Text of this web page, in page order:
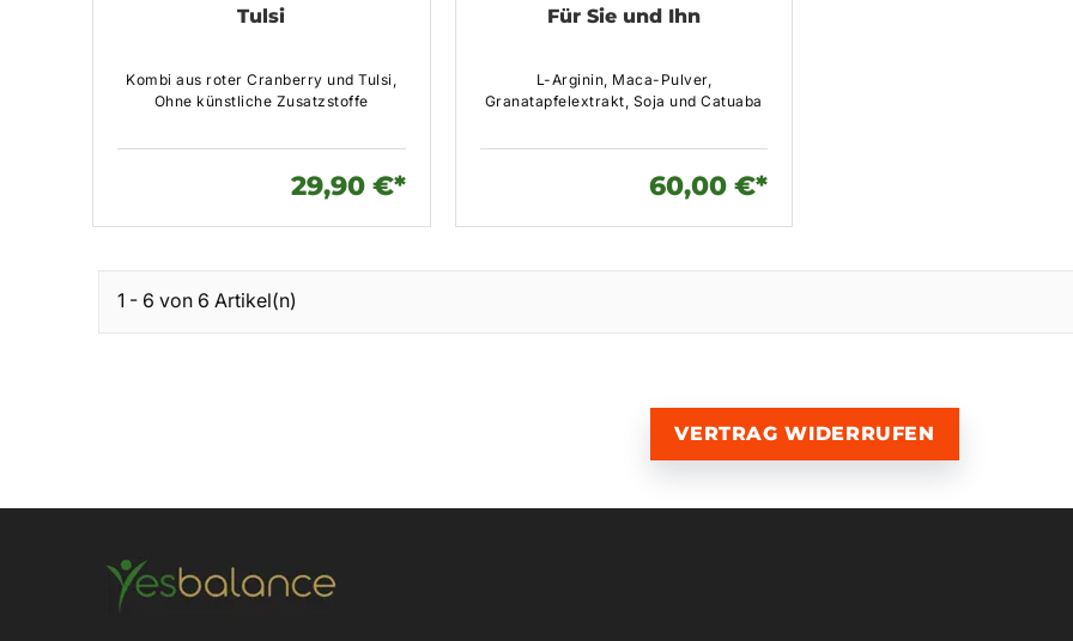
Tulsi
Kombi aus roter Cranberry und Tulsi,
Ohne künstliche Zusatzstoffe
29,90 €*
Für Sie und Ihn
L-Arginin, Maca-Pulver,
Granatapfelextrakt, Soja und Catuaba
60,00 €*
1 - 6 von 6 Artikel(n)
VERTRAG WIDERRUFEN